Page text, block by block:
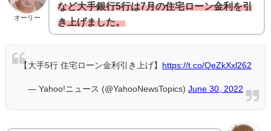
オーリー
など大手銀行5行は7月の住宅ローン金利を引
き上げました。
【大手5行 住宅ローン金利引き上げ】 https://t.co/QeZkXxl262
— Yahoo!ニュース (@YahooNewsTopics) June 30, 2022